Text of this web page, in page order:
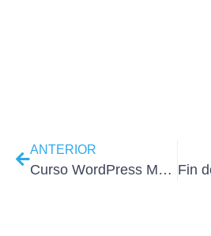
ANTERIOR
Curso WordPress Madrid del 20 al 24 de agosto